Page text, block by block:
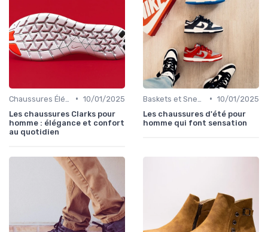
• 10/01/2025
Les chaussures Clarks pour
homme : élégance et confort
au quotidien
• 10/01/2025
Les chaussures d'été pour
homme qui font sensation